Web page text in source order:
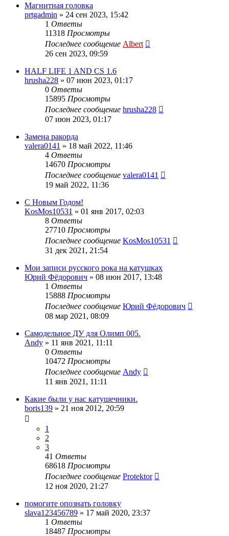
Магнитная головка
prtgadmin » 24 сен 2023, 15:42
1 Ответы
11318 Просмотры
Последнее сообщение Albert
26 сен 2023, 09:59
HALF LIFE 1 AND CS 1.6
hrusha228 » 07 июн 2023, 01:17
0 Ответы
15895 Просмотры
Последнее сообщение hrusha228
07 июн 2023, 01:17
Замена ракорда
valera0141 » 18 май 2022, 11:46
4 Ответы
14670 Просмотры
Последнее сообщение valera0141
19 май 2022, 11:36
С Новым Годом!
KosMos10531 » 01 янв 2017, 02:03
8 Ответы
27710 Просмотры
Последнее сообщение KosMos10531
31 дек 2021, 21:54
Мои записи русского рока на катушках
Юрий Фёдорович » 08 июн 2017, 13:48
1 Ответы
15888 Просмотры
Последнее сообщение Юрий Фёдорович
08 мар 2021, 08:09
Самодельное ДУ для Олимп 005.
Andy » 11 янв 2021, 11:11
0 Ответы
10472 Просмотры
Последнее сообщение Andy
11 янв 2021, 11:11
Какие были у нас катушечники.
boris139 » 21 ноя 2012, 20:59
1
2
3
41 Ответы
68618 Просмотры
Последнее сообщение Protektor
12 ноя 2020, 21:27
помогите опознать головку
slava123456789 » 17 май 2020, 23:37
1 Ответы
18487 Просмотры